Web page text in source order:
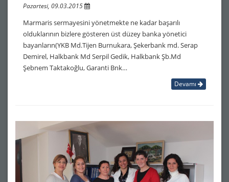
Pazartesi, 09.03.2015
Marmaris sermayesini yönetmekte ne kadar başarılı
olduklarının bizlere gösteren üst düzey banka yönetici
bayanların(YKB Md.Tijen Burnukara, Şekerbank md. Serap
Demirel, Halkbank Md Serpil Gedik, Halkbank Şb.Md
Şebnem Taktakoğlu, Garanti Bnk…
Devamı